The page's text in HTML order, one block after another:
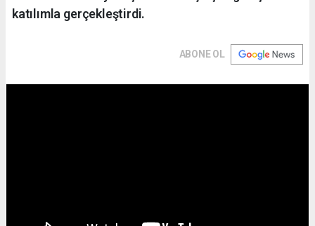
katılımla gerçekleştirdi.
ABONE OL